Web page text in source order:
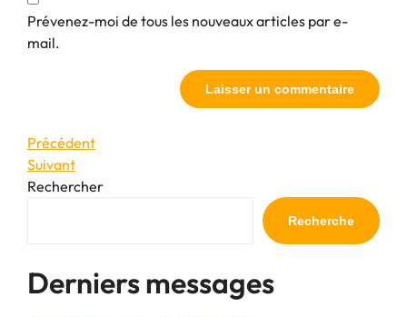
Prévenez-moi de tous les nouveaux articles par e-
mail.
Navigation
de
Article
précédent
Précédent
Article
suivant
Suivant
Rechercher
Recherche
Derniers messages